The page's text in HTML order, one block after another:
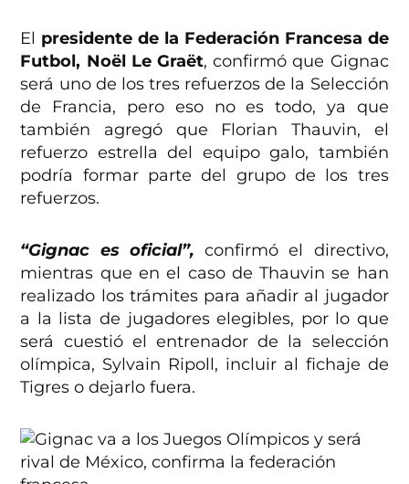
El presidente de la Federación Francesa de
Futbol, Noël Le Graët, confirmó que Gignac
será uno de los tres refuerzos de la Selección
de Francia, pero eso no es todo, ya que
también agregó que Florian Thauvin, el
refuerzo estrella del equipo galo, también
podría formar parte del grupo de los tres
refuerzos.
“Gignac es oficial”, confirmó el directivo,
mientras que en el caso de Thauvin se han
realizado los trámites para añadir al jugador
a la lista de jugadores elegibles, por lo que
será cuestió el entrenador de la selección
olímpica, Sylvain Ripoll, incluir al fichaje de
Tigres o dejarlo fuera.